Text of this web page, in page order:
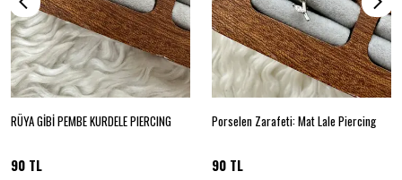
RÜYA GİBİ PEMBE KURDELE PIERCING
90 TL
Porselen Zarafeti: Mat Lale Piercing
90 TL